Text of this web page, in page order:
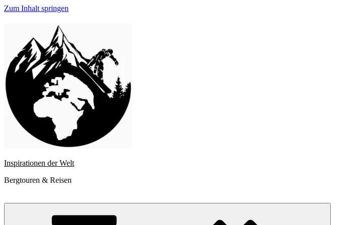
Zum Inhalt springen
Inspirationen der Welt
Bergtouren & Reisen